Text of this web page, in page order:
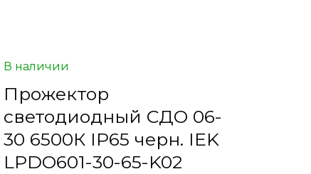
В наличии
Прожектор
светодиодный СДО 06-
30 6500К IP65 черн. IEK
LPDO601-30-65-K02